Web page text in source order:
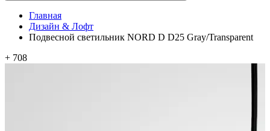
Главная
Дизайн & Лофт
Подвесной светильник NORD D D25 Gray/Transparent
+ 708